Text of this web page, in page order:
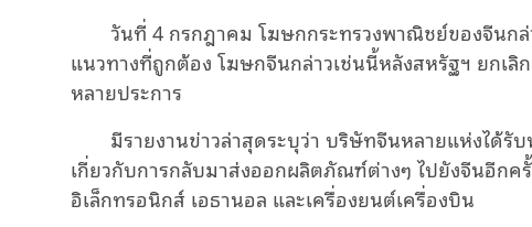
วันที่ 4 กรกฎาคม โฆษกกระทรวงพาณิชย์ของจีนกล่
แนวทางที่ถูกต้อง โฆษกจีนกล่าวเช่นนี้หลังสหรัฐฯ ยกเ
หลายประการ
มีรายงานข่าวล่าสุดระบุว่า บริษัทจีนหลายแห่งได้
เกี่ยวกับการกลับมาส่งออกผลิตภัณฑ์ต่างๆ ไปยังจีนอีก
อิเล็กทรอนิกส์ เอธานอล และเครื่องยนต์เครื่องบิน